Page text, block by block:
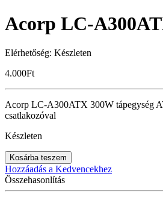
Acorp LC-
Elérhetőség: Készleten
4.000Ft
Acorp LC-A300ATX 300W tápegység
csatlakozóval
Készleten
Kosárba teszem
Hozzáadás a Kedvencekhez
Összehasonlítás